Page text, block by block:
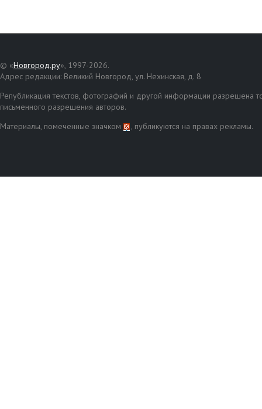
© «Новгород.ру», 1997-2026.
Адрес редакции: Великий Новгород, ул. Нехинская, д. 8
Републикация текстов, фотографий и другой информации разрешена
письменного разрешения авторов.
Материалы, помеченные значком
, публикуются на правах рекламы.